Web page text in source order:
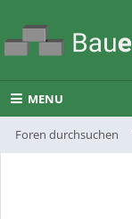
MENU
Foren durchsuchen